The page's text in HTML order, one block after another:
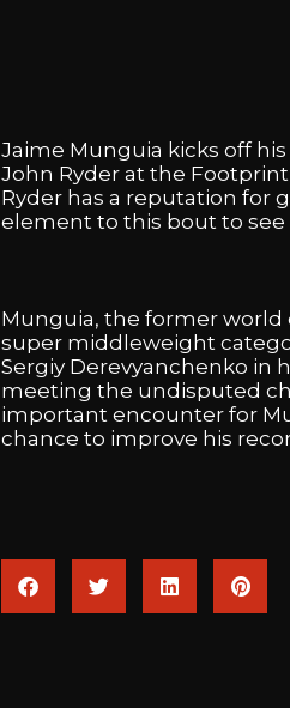
Jaime Munguia kicks off his
John Ryder at the Footprint
Ryder has a reputation for
element to this bout to see
Munguia, the former world
super middleweight
Sergiy Derevyanchenko in
meeting the undisputed
important encounter for
chance to improve his